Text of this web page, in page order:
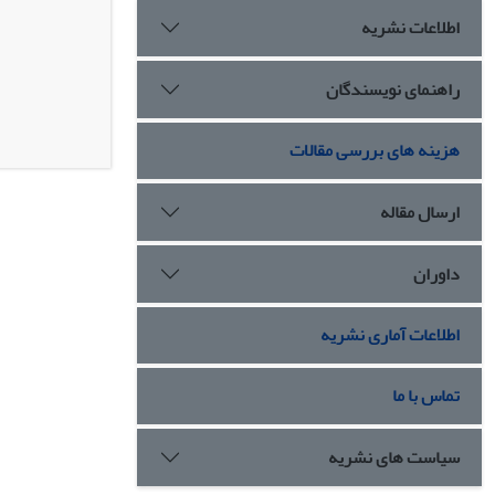
اطلاعات نشریه
راهنمای نویسندگان
هزینه های بررسی مقالات
ارسال مقاله
داوران
اطلاعات آماری نشریه
تماس با ما
سیاست های نشریه